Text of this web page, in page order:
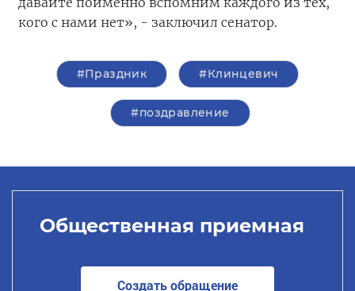
кого с нами нет», - заключил сенатор.
#Праздник #Клинцевич
#поздравление
Общественная приемная
Создать обращение